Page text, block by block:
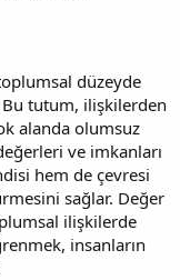
düzeyde
tutum, ilişkilerden
alanda olumsuz
ve imkanları
hem de çevresi
sağlar. Değer
ilişkilerde
insanların